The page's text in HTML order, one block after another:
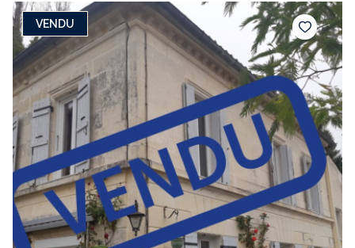
VENDU